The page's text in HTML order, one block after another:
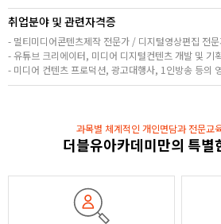
취업분야 및 관련자격증
- 멀티미디어콘텐츠제작 전문가 / 디지털영상편집 전
- 유튜브 크리에이터, 미디어 디지털컨텐츠 개발 및 기
- 미디어 컨텐츠 프로덕션, 광고대행사, 1인방송 등의
과목별 체계적인 개인면담과 전문교
더블유아카데미만의 특별